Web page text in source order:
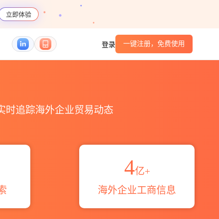
立即体验
登录 一键注册，免费使用
时追踪海外企业贸易动态
4亿+
海外企业工商信息